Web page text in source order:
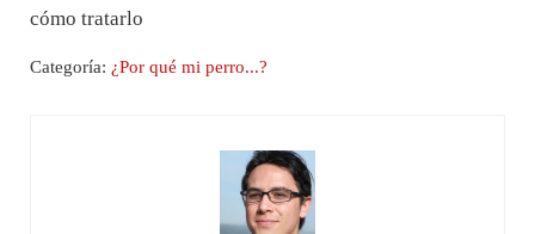
cómo tratarlo
Categoría: ¿Por qué mi perro...?